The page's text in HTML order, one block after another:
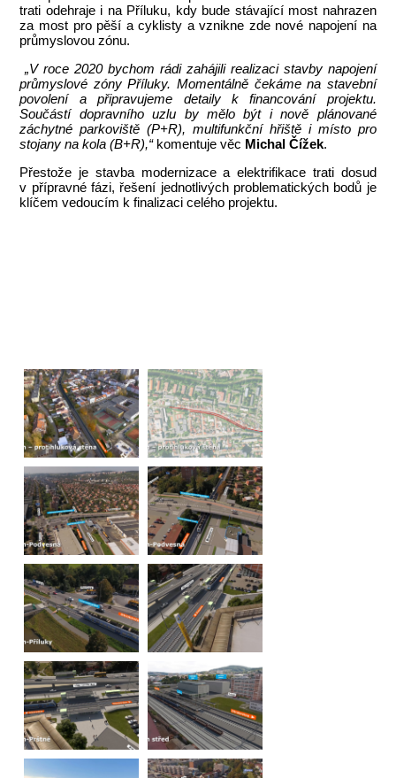
trati odehraje i na Příluku, kdy bude stávající most nahrazen
za most pro pěší a cyklisty a vznikne zde nové napojení na
průmyslovou zónu.
„V roce 2020 bychom rádi zahájili realizaci stavby napojení
průmyslové zóny Příluky. Momentálně čekáme na stavební
povolení a připravujeme detaily k financování projektu.
Součástí dopravního uzlu by mělo být i nově plánované
záchytné parkoviště (P+R), multifunkční hřiště i místo pro
stojany na kola (B+R),“ komentuje věc Michal Čížek.
Přestože je stavba modernizace a elektrifikace trati dosud
v přípravné fázi, řešení jednotlivých problematických bodů je
klíčem vedoucím k finalizaci celého projektu.